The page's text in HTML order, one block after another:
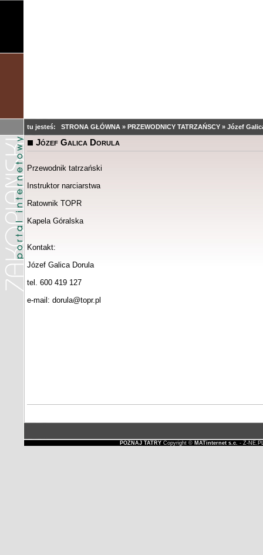
tu jesteś: STRONA GŁÓWNA » PRZEWODNICY TATRZAŃSCY » Józef
Józef Galica Dorula
Przewodnik tatrzański
Instruktor narciarstwa
Ratownik TOPR
Kapela Góralska
Kontakt:
Józef Galica Dorula
tel. 600 419 127
e-mail: dorula@topr.pl
POZNAJ TATRY Copyright © MATinternet s.c. - Z-